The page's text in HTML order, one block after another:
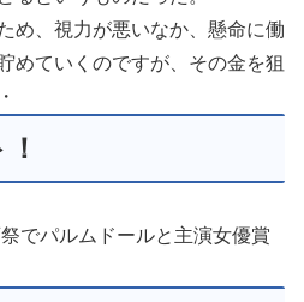
め、視力が悪いなか、懸命に働
めていくのですが、その金を狙
でパルムドールと主演女優賞